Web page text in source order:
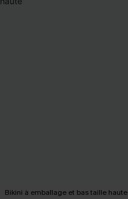
Bikini à emballage et bas taille haute